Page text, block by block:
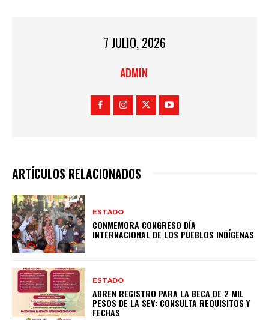
7 JULIO, 2026
ADMIN
ARTÍCULOS RELACIONADOS
ESTADO
CONMEMORA CONGRESO DÍA
INTERNACIONAL DE LOS PUEBLOS INDÍGENAS
ESTADO
ABREN REGISTRO PARA LA BECA DE 2 MIL
PESOS DE LA SEV: CONSULTA REQUISITOS Y
FECHAS